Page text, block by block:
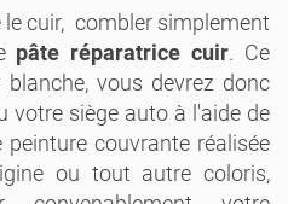
le cuir, combler simplement
pâte réparatrice cuir. Ce
vous devrez donc
votre siège auto à l'aide de
peinture couvrante réalisée
ou tout autre coloris,